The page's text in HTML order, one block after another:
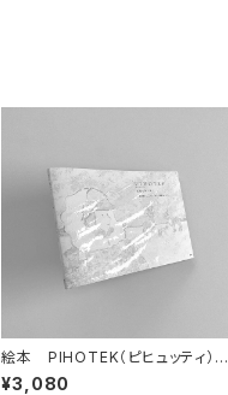
絵本 PIHOTEK（ピヒュッティ）
北極を風と歩く
¥3,080